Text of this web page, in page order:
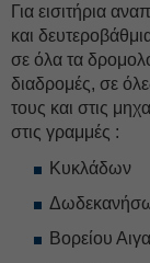
Για εισιτήρια
και
σε όλα τα
διαδρομές, σε
τους και στις
στις γραμμές :
Κυκλάδων
Βορείου